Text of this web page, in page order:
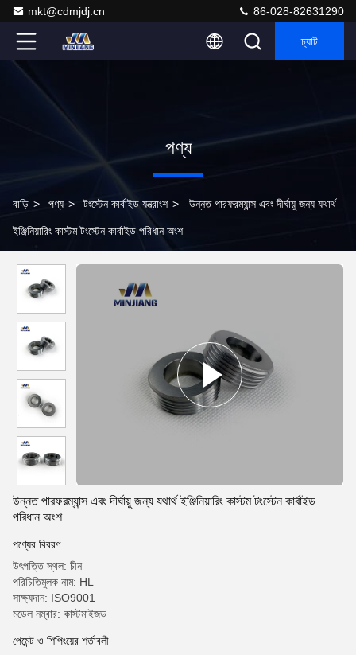
mkt@cdmjdj.cn 86-028-82631290
চ্যাট
পণ্য
বাড়ি > পণ্য > টংস্টেন কার্বাইড যন্ত্রাংশ > উন্নত পারফরম্যান্স এবং দীর্ঘায়ু জন্য যথার্থ
ইঞ্জিনিয়ারিং কাস্টম টংস্টেন কার্বাইড পরিধান অংশ
উন্নত পারফরম্যান্স এবং দীর্ঘায়ু জন্য যথার্থ ইঞ্জিনিয়ারিং কাস্টম টংস্টেন কার্বাইড
পরিধান অংশ
পণ্যের বিবরণ
উৎপত্তি স্থল: চীন
পরিচিতিমুলক নাম: HL
সাক্ষ্যদান: ISO9001
মডেল নম্বার: কাস্টমাইজড
পেমেন্ট ও শিপিংয়ের শর্তাবলী